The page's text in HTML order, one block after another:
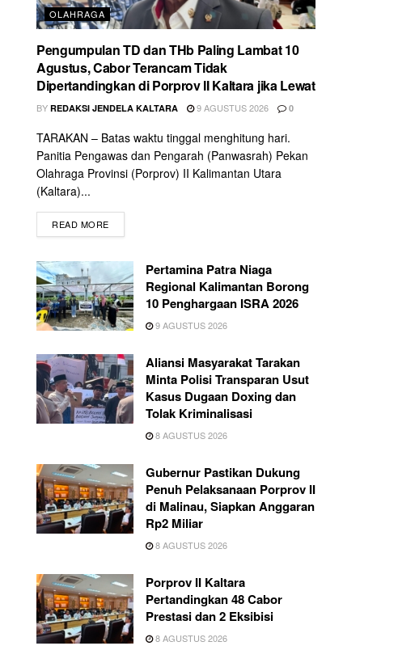
OLAHRAGA
Pengumpulan TD dan THb Paling Lambat 10
Agustus, Cabor Terancam Tidak
Dipertandingkan di Porprov II Kaltara jika Lewat
BY REDAKSI JENDELA KALTARA 9 AGUSTUS 2026 0
TARAKAN – Batas waktu tinggal menghitung hari.
Panitia Pengawas dan Pengarah (Panwasrah) Pekan
Olahraga Provinsi (Porprov) II Kalimantan Utara
(Kaltara)...
READ MORE
Pertamina Patra Niaga
Regional Kalimantan Borong
10 Penghargaan ISRA 2026
9 AGUSTUS 2026
Aliansi Masyarakat Tarakan
Minta Polisi Transparan Usut
Kasus Dugaan Doxing dan
Tolak Kriminalisasi
8 AGUSTUS 2026
Gubernur Pastikan Dukung
Penuh Pelaksanaan Porprov II
di Malinau, Siapkan Anggaran
Rp2 Miliar
8 AGUSTUS 2026
Porprov II Kaltara
Pertandingkan 48 Cabor
Prestasi dan 2 Eksibisi
8 AGUSTUS 2026